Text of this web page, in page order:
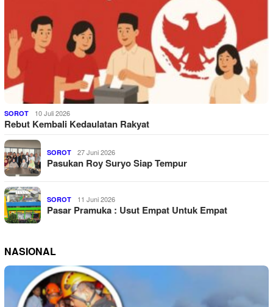
SOROT 10 Juli 2026
Rebut Kembali Kedaulatan Rakyat
SOROT 27 Juni 2026
Pasukan Roy Suryo Siap Tempur
SOROT 11 Juni 2026
Pasar Pramuka : Usut Empat Untuk Empat
NASIONAL